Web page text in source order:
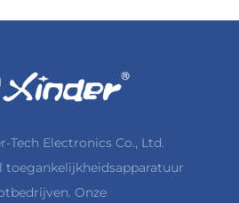
Tech Electronics Co., Ltd.
Onze